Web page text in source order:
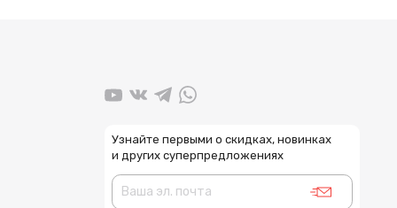
Узнайте первыми о скидках, новинках
и других суперпредложениях